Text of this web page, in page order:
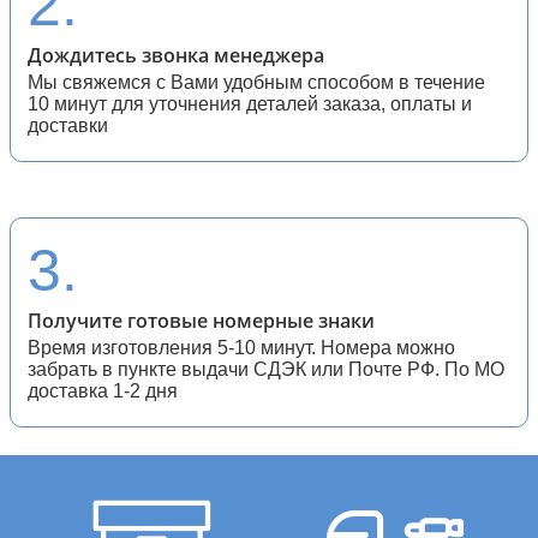
Дождитесь звонка менеджера
Мы свяжемся с Вами удобным способом в течение
10 минут для уточнения деталей заказа, оплаты и
доставки
3.
Получите готовые номерные знаки
Время изготовления 5-10 минут. Номера можно
забрать в пункте выдачи СДЭК или Почте РФ. По МО
доставка 1-2 дня